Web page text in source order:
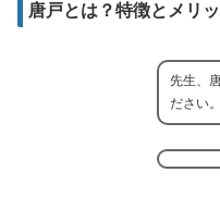
唐戸とは？特徴とメリ
先生、
ださい。